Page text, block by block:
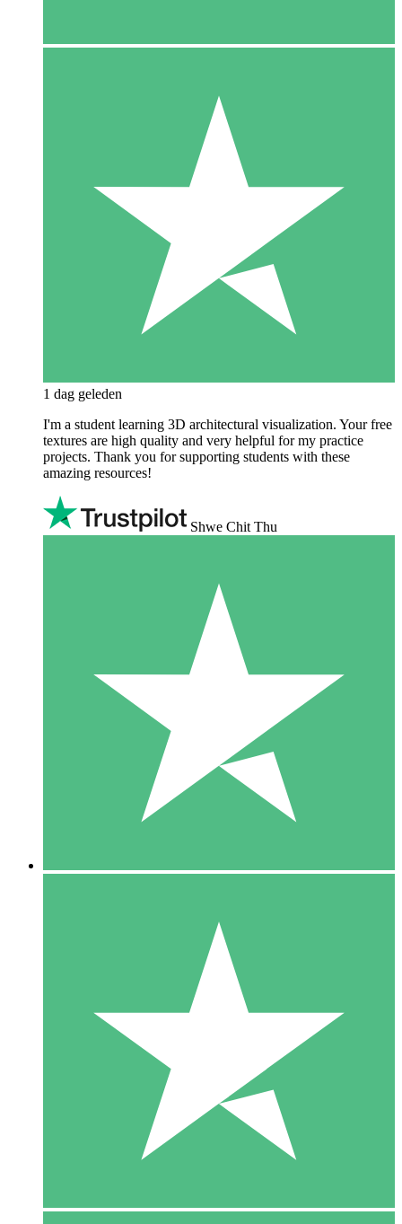
1 dag geleden
I'm a student learning 3D architectural visualization. Your free
textures are high quality and very helpful for my practice
projects. Thank you for supporting students with these
amazing resources!
Shwe Chit Thu